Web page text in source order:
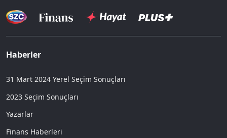
Haberler
31 Mart 2024 Yerel Seçim Sonuçları
2023 Seçim Sonuçları
Yazarlar
Finans Haberleri